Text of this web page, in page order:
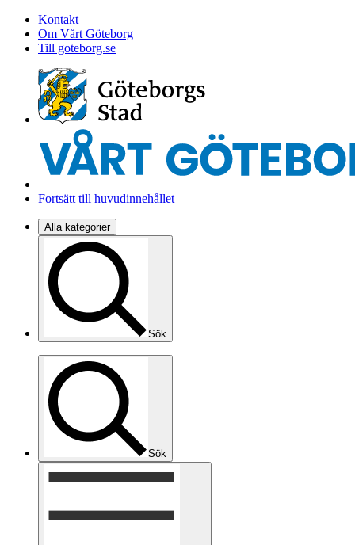
Kontakt
Om Vårt Göteborg
Till goteborg.se
Fortsätt till huvudinnehållet
Alla kategorier
Sök
Sök